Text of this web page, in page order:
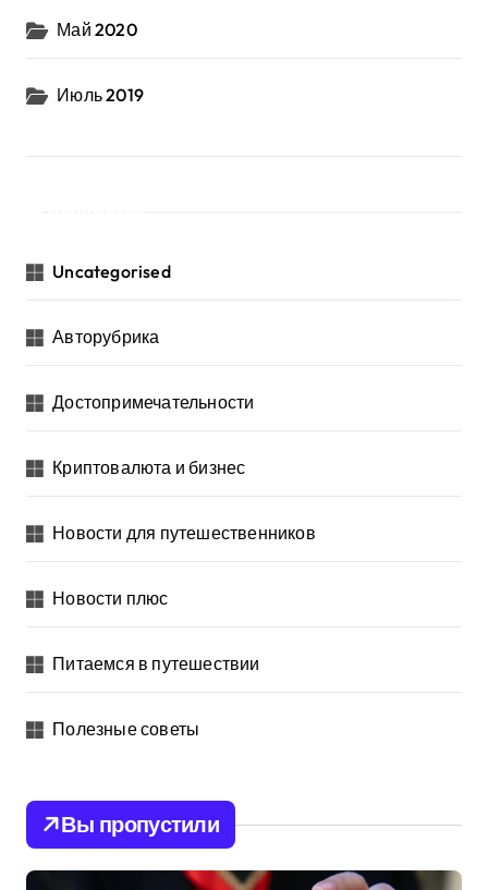
Май 2020
Июль 2019
Uncategorised
Авторубрика
Достопримечательности
Криптовалюта и бизнес
Новости для путешественников
Новости плюс
Питаемся в путешествии
Полезные советы
Вы пропустили